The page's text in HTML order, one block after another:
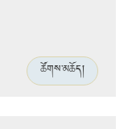
ཚོགས་མཆོད།